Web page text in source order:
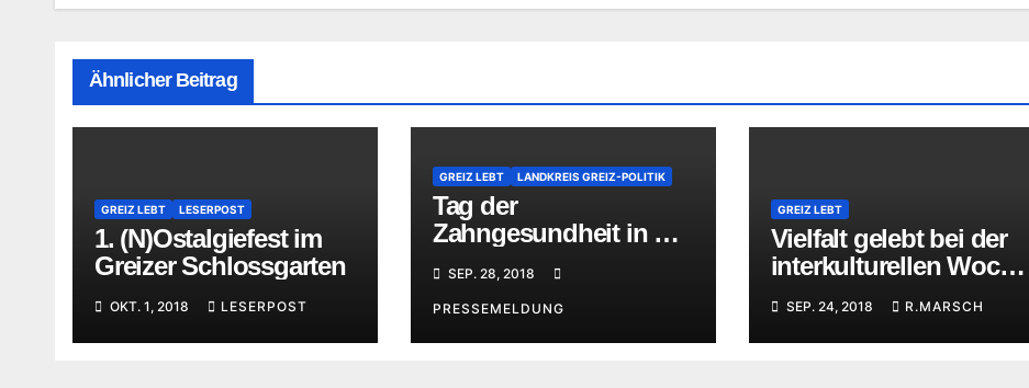
Ähnlicher Beitrag
GREIZ LEBT LESERPOST
1. (N)Ostalgiefest im
Greizer Schlossgarten
OKT. 1, 2018 LESERPOST
GREIZ LEBT LANDKREIS GREIZ-POLITIK
Tag der
Zahngesundheit in der
Greiz
SEP. 28, 2018
PRESSEMELDUNG
GREIZ LEBT
Vielfalt gelebt bei der
interkulturellen Woche
SEP. 24, 2018 R.MARSCH